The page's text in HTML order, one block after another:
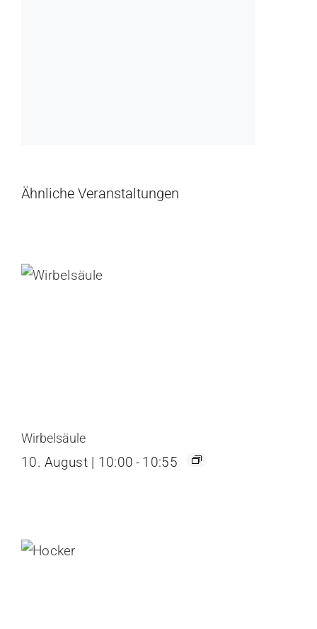
Ähnliche Veranstaltungen
Wirbelsäule
10. August | 10:00 - 10:55